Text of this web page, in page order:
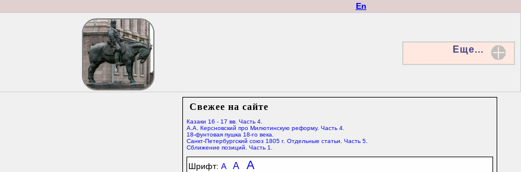
En
Еще...
Свежее на сайте
Казаки 16 - 17 вв. Часть 4.
А.А. Керсновский про Милютинскую реформу. Часть 4.
18-фунтовая пушка 18-го века.
Санкт-Петербургский союз 1805 г. Отдельные статьи. Часть 5.
Сближение позиций. Часть 1.
Шрифт:A A A